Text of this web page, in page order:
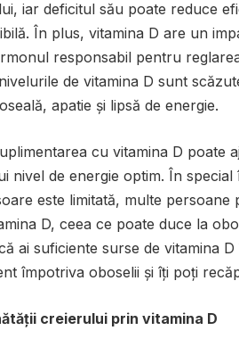
iar deficitul său poate reduce
În plus, vitamina D are un
responsabil pentru
de vitamina D sunt
apatie și lipsă de energie.
cu vitamina D poate
nivel de energie optim. În
este limitată, multe persoane
D, ceea ce poate duce la
ai suficiente surse de vitamina
împotriva oboselii și îți poți
creierului prin vitamina D